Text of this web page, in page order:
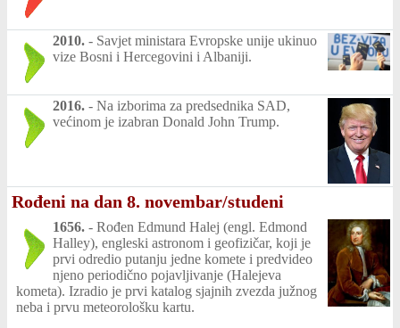
2010. - Savjet ministara Evropske unije ukinuo
vize Bosni i Hercegovini i Albaniji.
2016. - Na izborima za predsednika SAD,
većinom je izabran Donald John Trump.
Rođeni na dan 8. novembar/studeni
1656. - Rođen Edmund Halej (engl. Edmond
Halley), engleski astronom i geofizičar, koji je
prvi odredio putanju jedne komete i predvideo
njeno periodično pojavljivanje (Halejeva
kometa). Izradio je prvi katalog sjajnih zvezda južnog
neba i prvu meteorološku kartu.